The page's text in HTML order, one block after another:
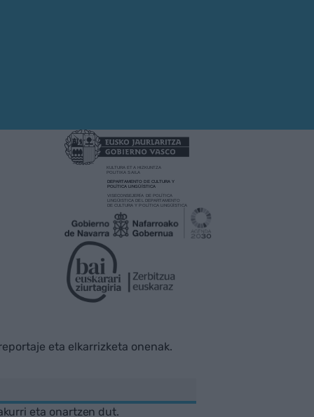
eta elkarrizketa onenak.
eta onartzen dut.